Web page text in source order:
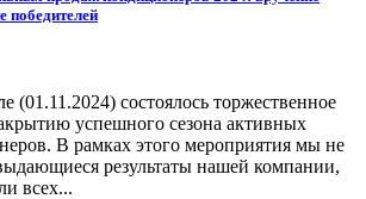
победителей
(01.11.2024) состоялось торжественное
успешного сезона активных
В рамках этого мероприятия мы не
результаты нашей компании,
всех...